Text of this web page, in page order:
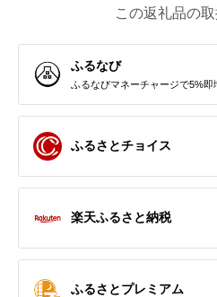
この返礼品の
ふるなび
ふるなびマネーチャージで5%即
ふるさとチョイス
楽天ふるさと納税
ふるさとプレミアム